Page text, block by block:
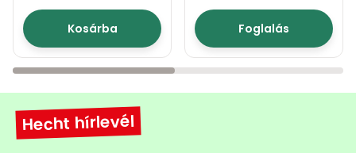
Kosárba Foglalás
Hecht hírlevél